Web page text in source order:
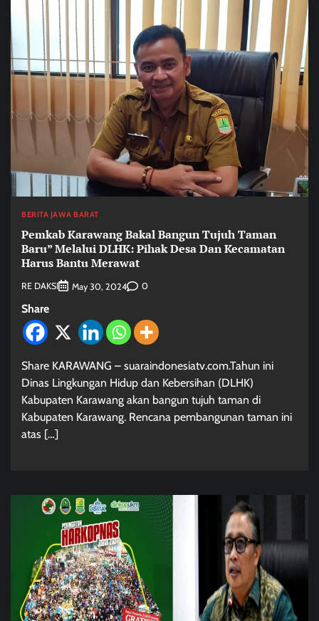
BERITA JAWA BARAT
Pemkab Karawang Bakal Bangun Tujuh Taman
Baru” Melalui DLHK: Pihak Desa Dan Kecamatan
Harus Bantu Merawat
RE DAKSI May 30, 2024 0
Share
Share KARAWANG – suaraindonesiatv.com.Tahun ini
Dinas Lingkungan Hidup dan Kebersihan (DLHK)
Kabupaten Karawang akan bangun tujuh taman di
Kabupaten Karawang. Rencana pembangunan taman ini
atas […]